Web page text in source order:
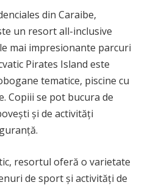
din Caraibe,
un resort all-inclusive
mai impresionante parcuri
Pirates Island este
tematice, piscine cu
Copiii se pot bucura de
și de activități
resortul oferă o varietate
de sport și activități de